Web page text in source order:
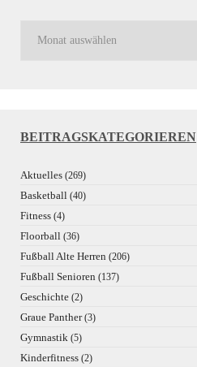
BEITRAGSKATEGORIEREN
Aktuelles (269)
Basketball (40)
Fitness (4)
Floorball (36)
Fußball Alte Herren (206)
Fußball Senioren (137)
Geschichte (2)
Graue Panther(3)
Gymnastik (5)
Kinderfitness (2)